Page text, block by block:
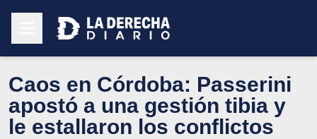
Caos en Córdoba: Passerini
apostó a una gestión tibia y
le estallaron los conflictos